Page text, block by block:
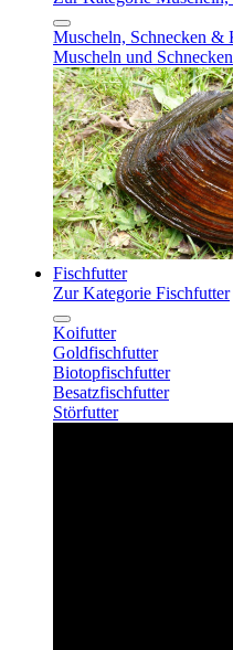
Muscheln, Schnecken &
Muscheln und
Fischfutter
Zur Kategorie Fischfutter
Koifutter
Goldfischfutter
Biotopfischfutter
Besatzfischfutter
Störfutter